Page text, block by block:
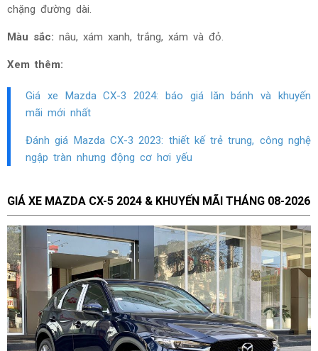
chặng đường dài.
Màu sắc: nâu, xám xanh, trắng, xám và đỏ.
Xem thêm:
Giá xe Mazda CX-3 2024: báo giá lăn bánh và khuyến
mãi mới nhất
Đánh giá Mazda CX-3 2023: thiết kế trẻ trung, công nghệ
ngập tràn nhưng động cơ hơi yếu
GIÁ XE MAZDA CX-5 2024 & KHUYẾN MÃI THÁNG 08-2026